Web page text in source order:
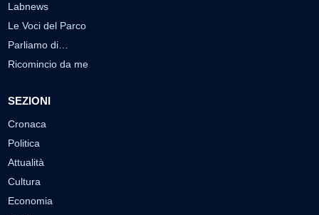
Labnews
Le Voci del Parco
Parliamo di…
Ricomincio da me
SEZIONI
Cronaca
Politica
Attualità
Cultura
Economia